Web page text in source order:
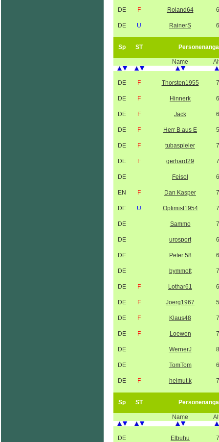
DE F Roland64
DE U RainerS
Sp ST
Name
DE F Thorsten1955
DE F Hinnerk
DE F Jack
DE F Herr B aus E
DE F tubaspieler
DE F gerhard29
DE Feisol
EN F Dan Kasper
DE U Optimist1954
DE Sammo
DE urosport
DE Peter 58
DE bymmoft
DE F Lothar61
DE F Joerg1967
DE F Klaus48
DE F Loewen
DE WernerJ
DE TomTom
DE F helmut.k
Sp ST
Name
DE Elbuhu